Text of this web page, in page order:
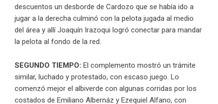
descuentos un desborde de Cardozo que se había ido a
jugar a la derecha culminó con la pelota jugada al medio
del área y allí Joaquín Irazoqui logró conectar para mandar
la pelota al fondo de la red.
SEGUNDO TIEMPO: El complemento mostró un trámite
similar, luchado y protestado, con escaso juego. Lo
comenzó mejor el albiverde con algunas corridas por los
costados de Emiliano Albernáz y Ezequiel Alfano, con